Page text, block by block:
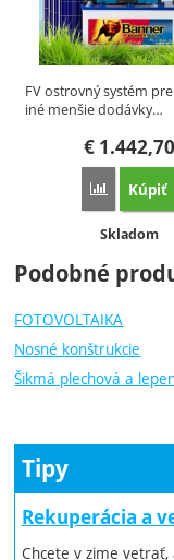
FV ostrovný systém
iné menšie dodávky…
€1.442,70
Porovnať
Kúpiť
Dostupnosť:
Skladom
Podobné
FOTOVOLTAIKA
Nosné konštrukcie
Šikmá plechová a
Tipy
Rekuperácia a
Chcete v zime